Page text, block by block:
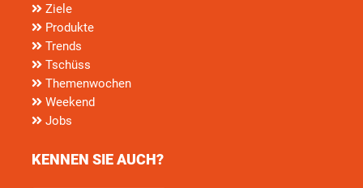
Ziele
Produkte
Trends
Tschüss
Themenwochen
Weekend
Jobs
KENNEN SIE AUCH?